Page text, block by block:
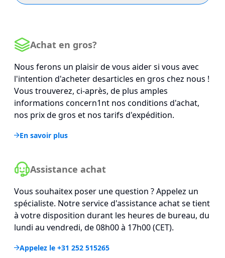
Achat en gros?
Nous ferons un plaisir de vous aider si vous avec
l'intention d'acheter desarticles en gros chez nous !
Vous trouverez, ci-après, de plus amples
informations concern1nt nos conditions d'achat,
nos prix de gros et nos tarifs d'expédition.
En savoir plus
Assistance achat
Vous souhaitex poser une question ? Appelez un
spécialiste. Notre service d'assistance achat se tient
à votre disposition durant les heures de bureau, du
lundi au vendredi, de 08h00 à 17h00 (CET).
Appelez le +31 252 515265